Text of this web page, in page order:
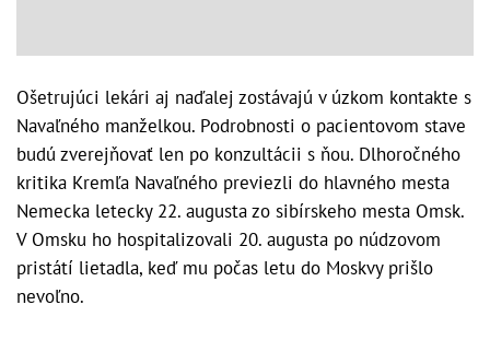
Ošetrujúci lekári aj naďalej zostávajú v úzkom kontakte s
Navaľného manželkou. Podrobnosti o pacientovom stave
budú zverejňovať len po konzultácii s ňou. Dlhoročného
kritika Kremľa Navaľného previezli do hlavného mesta
Nemecka letecky 22. augusta zo sibírskeho mesta Omsk.
V Omsku ho hospitalizovali 20. augusta po núdzovom
pristátí lietadla, keď mu počas letu do Moskvy prišlo
nevoľno.